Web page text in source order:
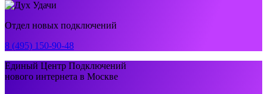
Отдел новых подключений
8 (495) 150-90-48
Единый Центр Подключений
нового интернета в Москве